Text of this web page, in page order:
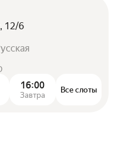
12/6
16:00
Завтра
Все слоты